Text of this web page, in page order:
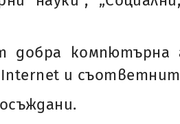
добра компютърна
Internet и